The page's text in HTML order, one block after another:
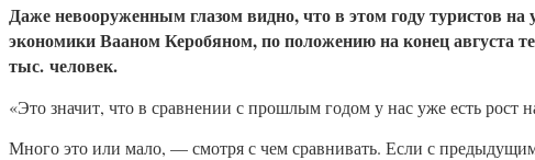
Даже невооруженным глазом видно, что в этом году туристов
экономики Вааном Керобяном, по положению на конец августа
тыс. человек.
«Это значит, что в сравнении с прошлым годом у нас уже есть
Много это или мало, — смотря с чем сравнивать. Если с